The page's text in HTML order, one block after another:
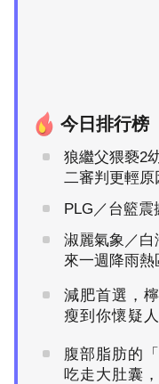
今日排行榜
狼繼父猥褻2
二審判更輕原
PLG／台籃
淑麗氣象／
來一週降雨熱
減肥首選，
瘦到你懷疑
腹部脂肪的
吃走大肚囊